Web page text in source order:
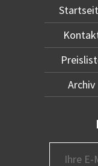
Archiv